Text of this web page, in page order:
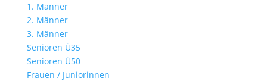
1. Männer
2. Männer
3. Männer
Senioren Ü35
Senioren Ü50
Frauen / Juniorinnen